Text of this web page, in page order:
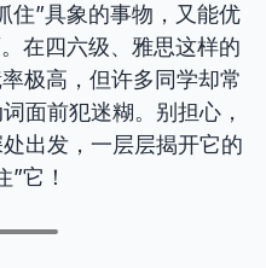
住”具象的事物，又能优
在四六级、雅思这样的
极高，但许多同学却常
面前犯迷糊。别担心，
出发，一层层揭开它的
它！